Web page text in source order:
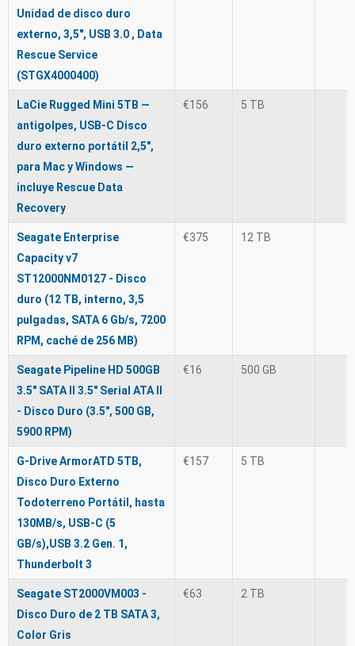
Unidad de disco duro
externo, 3,5", USB 3.0 , Data
Rescue Service
(STGX4000400)
LaCie Rugged Mini 5TB —
antigolpes, USB‑C Disco
duro externo portátil 2,5",
para Mac y Windows —
incluye Rescue Data
Recovery
€156 5 TB
Seagate Enterprise
Capacity v7
ST12000NM0127 - Disco
duro (12 TB, interno, 3,5
pulgadas, SATA 6 Gb/s, 7200
RPM, caché de 256 MB)
€375 12 TB
Seagate Pipeline HD 500GB
3.5" SATA II 3.5" Serial ATA II
- Disco Duro (3.5", 500 GB,
5900 RPM)
€16 500 GB
G-Drive ArmorATD 5TB,
Disco Duro Externo
Todoterreno Portátil, hasta
130MB/s, USB-C (5
GB/s),USB 3.2 Gen. 1,
Thunderbolt 3
€157 5 TB
Seagate ST2000VM003 -
Disco Duro de 2 TB SATA 3,
Color Gris
€63 2 TB